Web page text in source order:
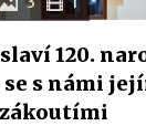
120.
s námi